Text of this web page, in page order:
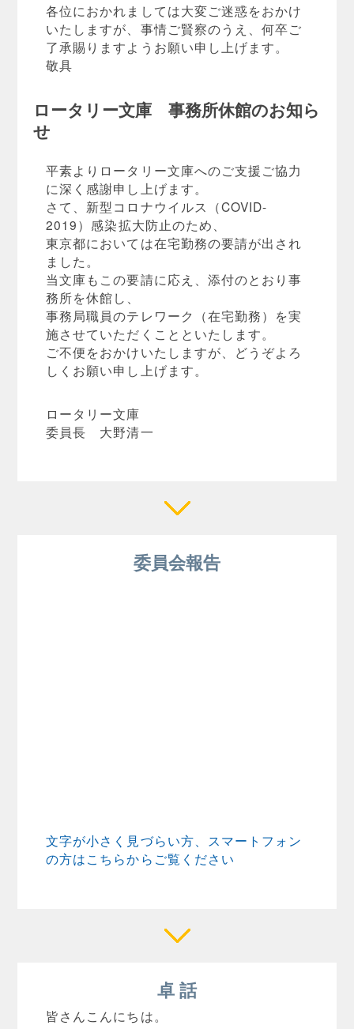
各位におかれましては大変ご迷惑をおかけ
いたしますが、事情ご賢察のうえ、何卒ご
了承賜りますようお願い申し上げます。
敬具
ロータリー文庫 事務所休館のお知ら
せ
平素よりロータリー文庫へのご支援ご協力
に深く感謝申し上げます。
さて、新型コロナウイルス（COVID-
2019）感染拡大防止のため、
東京都においては在宅勤務の要請が出され
ました。
当文庫もこの要請に応え、添付のとおり事
務所を休館し、
事務局職員のテレワーク（在宅勤務）を実
施させていただくことといたします。
ご不便をおかけいたしますが、どうぞよろ
しくお願い申し上げます。
ロータリー文庫
委員長 大野清一
委員会報告
文字が小さく見づらい方、スマートフォン
の方はこちらからご覧ください
卓 話
皆さんこんにちは。